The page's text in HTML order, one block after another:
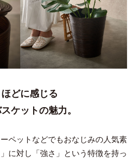
どに感じる
ケットの魅力。
ペットなどでもおなじみの人気素
に対し「強さ」という特徴を持っ